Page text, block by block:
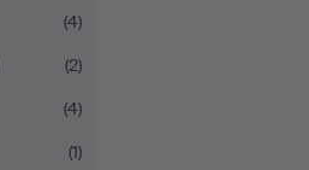
(4)
(2)
(4)
(1)